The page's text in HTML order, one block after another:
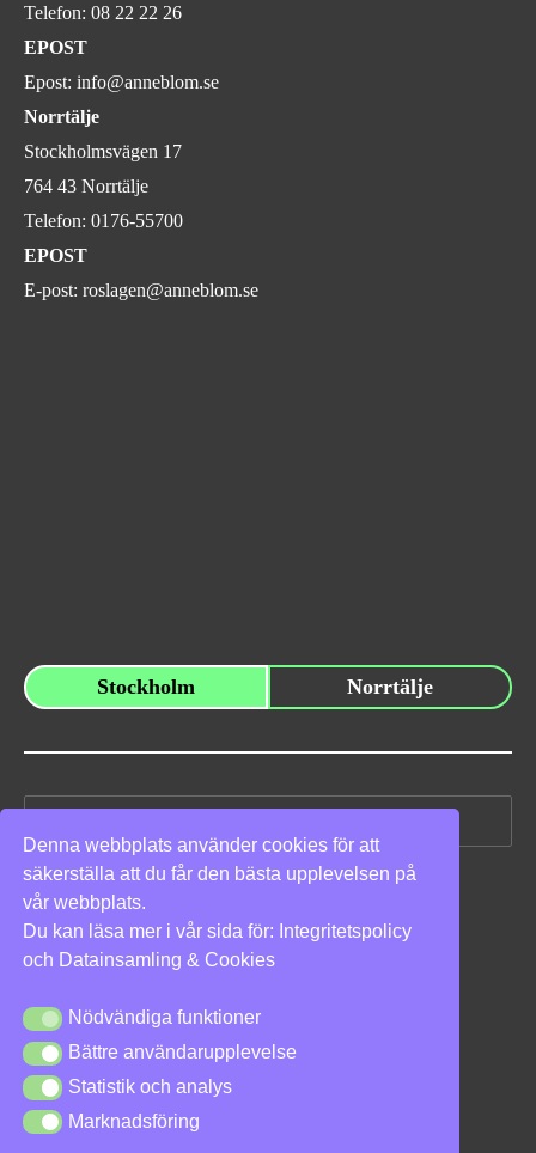
Denna webbplats använder cookies för att
säkerställa att du får den bästa upplevelsen på
vår webbplats.
Du kan läsa mer i vår sida för: Integritetspolicy
och Datainsamling & Cookies
Nödvändiga funktioner
Nödvändiga funktioner
Bättre användarupplevelse
Bättre användarupplevelse
Statistik och analys
Statistik och analys
Marknadsföring
Marknadsföring
Telefon: 08 22 22 26
EPOST
Epost: info@anneblom.se
Norrtälje
Stockholmsvägen 17
764 43 Norrtälje
Telefon: 0176-55700
EPOST
E-post: roslagen@anneblom.se
Stockholm Norrtälje
Sök
efter:
Vi stöder
Integritetspolicy|